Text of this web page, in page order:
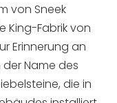
von Sneek
King-Fabrik von
Erinnerung an
Name des
die in